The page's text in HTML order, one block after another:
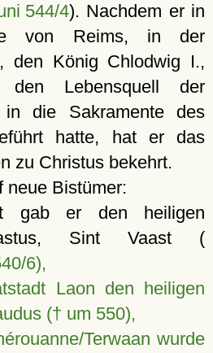
544/4). Nachdem er in
von Reims, in der
den König Chlodwig I.,
den Lebensquell der
in die Sakramente des
hatte, hat er das
zu Christus bekehrt.
neue Bistümer:
gab er den heiligen
Sint Vaast (
6),
Laon den heiligen
(† um 550),
Terwaan wurde